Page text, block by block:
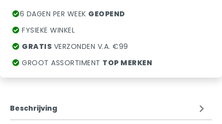
6 DAGEN PER WEEK GEOPEND
FYSIEKE WINKEL
GRATIS VERZONDEN V.A. €99
GROOT ASSORTIMENT TOP MERKEN
Beschrijving